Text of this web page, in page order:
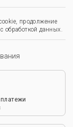
продолжение
обработкой данных.